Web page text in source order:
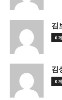
김
0
김
0